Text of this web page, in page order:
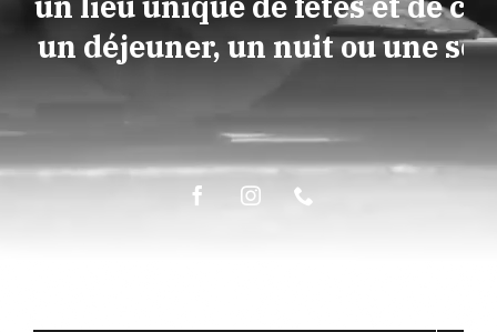
TRAITEUR
ÉPICERIE FINE
un déjeuner, un nuit ou une